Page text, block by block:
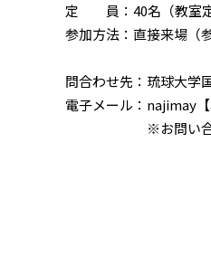
定 員：40名（教室定
参加方法：直接来
問合わせ先：琉球大
電子メール：najimay
※お問い合わせの